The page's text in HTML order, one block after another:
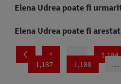
Elena Udrea poate fi
Elena Udrea poate fi
1 … 1,184
1,187
1,188 …